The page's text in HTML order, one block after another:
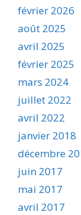
février 2026
août 2025
avril 2025
février 2025
mars 2024
juillet 2022
avril 2022
janvier 2018
décembre
juin 2017
mai 2017
avril 2017